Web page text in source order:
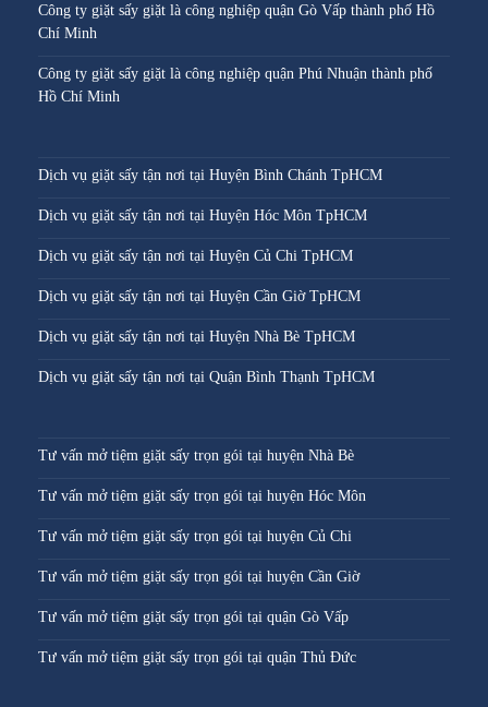
Công ty giặt sấy giặt là công nghiệp quận Gò Vấp thành phố Hồ
Chí Minh
Công ty giặt sấy giặt là công nghiệp quận Phú Nhuận thành phố
Hồ Chí Minh
Dịch vụ giặt sấy tận nơi tại Huyện Bình Chánh TpHCM
Dịch vụ giặt sấy tận nơi tại Huyện Hóc Môn TpHCM
Dịch vụ giặt sấy tận nơi tại Huyện Củ Chi TpHCM
Dịch vụ giặt sấy tận nơi tại Huyện Cần Giờ TpHCM
Dịch vụ giặt sấy tận nơi tại Huyện Nhà Bè TpHCM
Dịch vụ giặt sấy tận nơi tại Quận Bình Thạnh TpHCM
Tư vấn mở tiệm giặt sấy trọn gói tại huyện Nhà Bè
Tư vấn mở tiệm giặt sấy trọn gói tại huyện Hóc Môn
Tư vấn mở tiệm giặt sấy trọn gói tại huyện Củ Chi
Tư vấn mở tiệm giặt sấy trọn gói tại huyện Cần Giờ
Tư vấn mở tiệm giặt sấy trọn gói tại quận Gò Vấp
Tư vấn mở tiệm giặt sấy trọn gói tại quận Thủ Đức